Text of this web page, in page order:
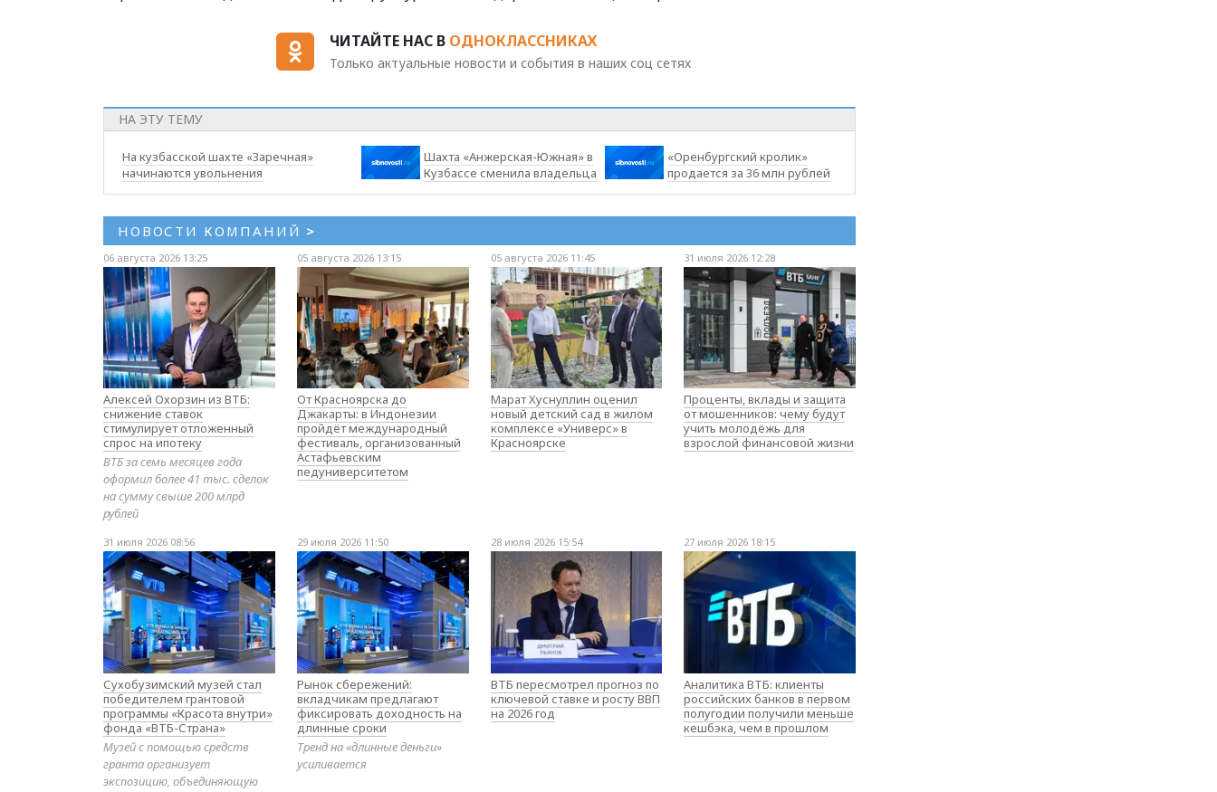
ЧИТАЙТЕ НАС В ОДНОКЛАССНИКАХ
Только актуальные новости и события в наших соц сетях
НА ЭТУ ТЕМУ
На кузбасской шахте «Заречная»
начинаются увольнения
Шахта «Анжерская-Южная» в
Кузбассе сменила владельца
«Оренбургский кролик»
продается за 36 млн рублей
НОВОСТИ КОМПАНИЙ >
06 августа 2026 13:25
Алексей Охорзин из ВТБ:
снижение ставок
стимулирует отложенный
спрос на ипотеку
ВТБ за семь месяцев года
оформил более 41 тыс. сделок
на сумму свыше 200 млрд
рублей
05 августа 2026 13:15
От Красноярска до
Джакарты: в Индонезии
пройдёт международный
фестиваль, организованный
Астафьевским
педуниверситетом
05 августа 2026 11:45
Марат Хуснуллин оценил
новый детский сад в жилом
комплексе «Универс» в
Красноярске
31 июля 2026 12:28
Проценты, вклады и защита
от мошенников: чему будут
учить молодёжь для
взрослой финансовой жизни
31 июля 2026 08:56
Сухобузимский музей стал
победителем грантовой
программы «Красота внутри»
фонда «ВТБ-Страна»
Музей с помощью средств
гранта организует
экспозицию, объединяющую
29 июля 2026 11:50
Рынок сбережений:
вкладчикам предлагают
фиксировать доходность на
длинные сроки
Тренд на «длинные деньги»
усиливается
28 июля 2026 15:54
ВТБ пересмотрел прогноз по
ключевой ставке и росту ВВП
на 2026 год
27 июля 2026 18:15
Аналитика ВТБ: клиенты
российских банков в первом
полугодии получили меньше
кешбэка, чем в прошлом